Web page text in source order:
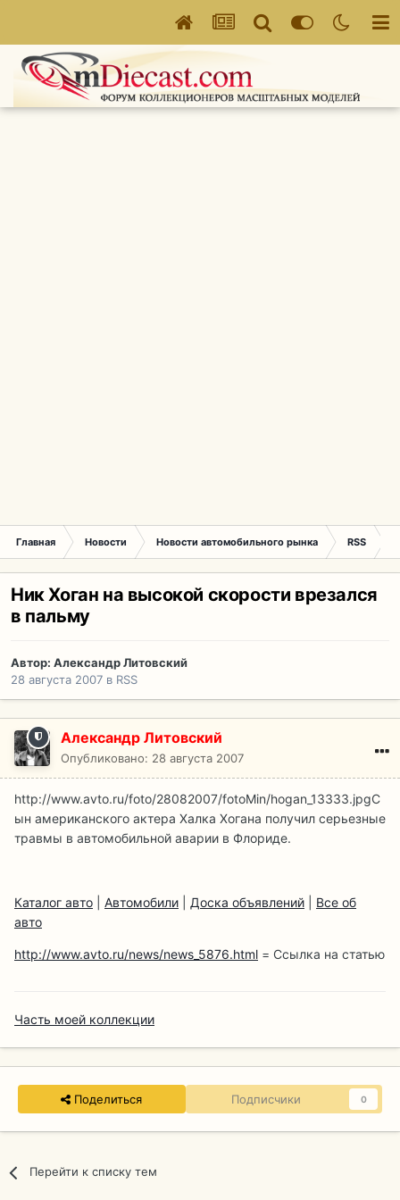
Главная Новости Новости автомобильного рынка RSS
Ник Хоган на высокой скорости врезался
в пальму
Автор: Александр Литовский
28 августа 2007 в RSS
Александр Литовский
Опубликовано: 28 августа 2007
http://www.avto.ru/foto/28082007/fotoMin/hogan_13333.jpgС
ын американского актера Халка Хогана получил серьезные
травмы в автомобильной аварии в Флориде.
Каталог авто Автомобили Доска объявлений
Все об
авто
http://www.avto.ru/news/news_5876.html = Ссылка на статью
Часть моей коллекции
Поделиться Подписчики 0
Перейти к списку тем